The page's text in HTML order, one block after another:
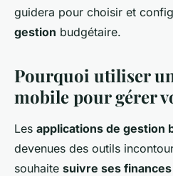
guidera pour choisir et
gestion budgétaire.
Pourquoi utiliser
mobile pour gérer
Les applications de gestion
devenues des outils
souhaite suivre ses finances